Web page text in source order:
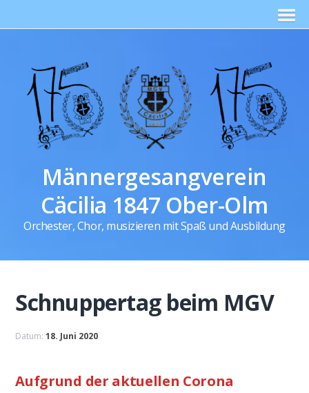
Männergesangverein
Cäcilia 1847 Ober-Olm
Orchester, Chor, musizieren mit Spaß und Ausbildung
Schnuppertag beim MGV
Datum:18. Juni 2020
Aufgrund der aktuellen Corona